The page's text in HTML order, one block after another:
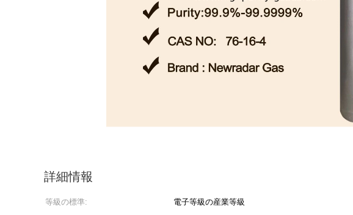
詳細情報
等級の標準: 電子等級の産業等級